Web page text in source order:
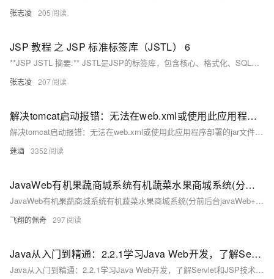
张志凌 205
JSP 教程 之 JSP 标准标签库（JSTL） 6
**JSP JSTL 摘要:** JSTL是JSP的标签库，包含核心、格式化、SQL、XML和函数5类标签。它用于执行常见任务，如迭代、条件判断和XML操作。JSTL函数库提供字符串处理函数，如`contains()`, `endsWith()`, `escapeXml()`等，方便XML和HTML处理。通过`&lt;%@ taglib %&gt;`导入，如`fn:trim()`用于去除字符串两端空白。
张志凌 207
解决tomcat启动报错：无法在web.xml或使用此应用程序部署的jar文件中解析绝对的url [http:java.sun.com/jsp/jstl/core]
解决tomcat启动报错：无法在web.xml或使用此应用程序部署的jar文件中解析绝对的url [http:java.sun.com/jsp/jstl/core]
蒾酒 3352
JavaWeb有机果蔬商城系统有机蔬菜水果商城系统(分前后台javaWeb+jsp+jstl+css+js+mysql)
JavaWeb有机果蔬商城系统有机蔬菜水果商城系统(分前后台javaWeb+jsp+jstl+css+js+mysql)
飞翔的佩奇 297
Java从入门到精通：2.2.1学习Java Web开发，了解Servlet和JSP技术，掌握MVC设计模式
Java从入门到精通：2.2.1学习Java Web开发，了解Servlet和JSP技术，掌握MVC设计模式